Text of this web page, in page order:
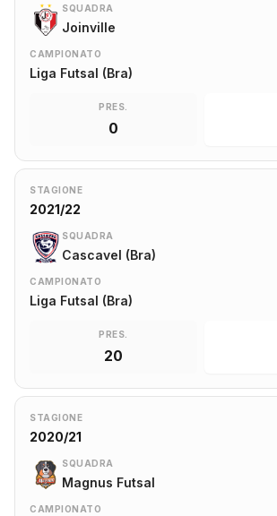
SQUADRA
Joinville
CAMPIONATO
Liga Futsal (Bra)
PRES.
0
STAGIONE
2021/22
SQUADRA
Cascavel (Bra)
CAMPIONATO
Liga Futsal (Bra)
PRES.
20
STAGIONE
2020/21
SQUADRA
Magnus Futsal
CAMPIONATO